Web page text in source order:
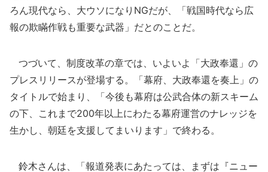
ろん現代なら、大ウソになりNGだが、「戦国時代なら広
報の欺瞞作戦も重要な武器」だとのことだ。
つづいて、制度改革の章では、いよいよ「大政奉還」の
プレスリリースが登場する。「幕府、大政奉還を奏上」の
タイトルで始まり、「今後も幕府は公武合体の新スキーム
の下、これまで200年以上にわたる幕府運営のナレッジを
生かし、朝廷を支援してまいります」で終わる。
鈴木さんは、「報道発表にあたっては、まずは『ニュー